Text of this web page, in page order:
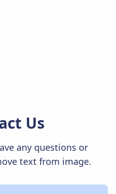
Us
any questions or
text from image.